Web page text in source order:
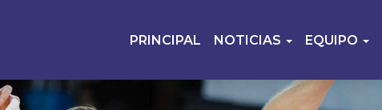
PRINCIPAL NOTICIAS EQUIPO